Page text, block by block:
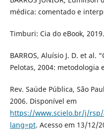
médica: comentado e
Timburi: Cia do eBook, 2019.
BARROS, Aluísio J. D. et al.
Pelotas, 2004: metodologia
Rev. Saúde Pública, São
2006. Disponível em
https://www.scielo.br/j/rsp/
lang=pt. Acesso em 13/12/